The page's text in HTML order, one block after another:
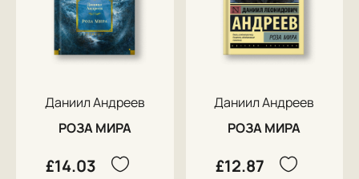
Даниил Андреев
РОЗА МИРА
£14.03
Даниил Андреев
РОЗА МИРА
£12.87